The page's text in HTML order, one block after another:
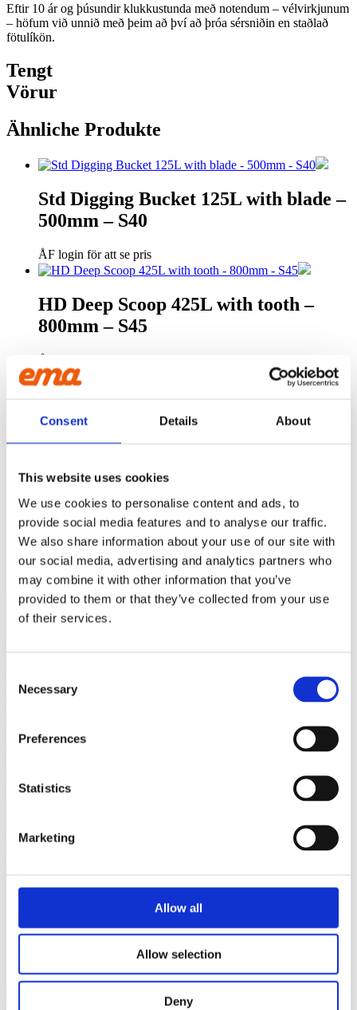
Consent Details About
This website uses cookies
We use cookies to personalise content and ads, to
provide social media features and to analyse our traffic.
We also share information about your use of our site with
our social media, advertising and analytics partners who
may combine it with other information that you’ve
provided to them or that they’ve collected from your use
of their services.
Selection
Necessary
Preferences
Statistics
Marketing
Allow all
Allow selection
Deny
Eftir 10 ár og þúsundir klukkustunda með notendum – vélvirkjunum
– höfum við unnið með þeim að því að þróa sérsniðin en staðlað
fötulíkön.
Tengt
Vörur
Ähnliche Produkte
Std Digging Bucket 125L with blade –
500mm – S40
ÅF login för att se pris
HD Deep Scoop 425L with tooth –
800mm – S45
ÅF login för att se pris
1100mm – W20
HD Digging Bucket 2200L with tooth
– 1700mm – S80
ÅF login för att se pris
KINNA
Ehns Gata 6
51156 Kinna
ekkert eftir tilviljun og erum knúin áfram af ánægju viðskiptavina
okkar í Scandinavíu.
Stefna
STOLTUR MEÐLIMUR
FYLGDU OKKUR: